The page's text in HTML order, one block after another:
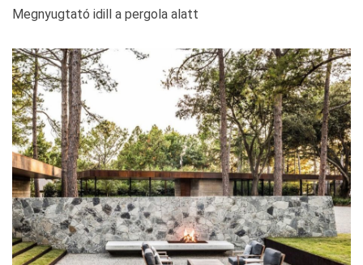
Megnyugtató idill a pergola alatt